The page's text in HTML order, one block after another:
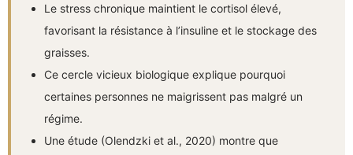
Le stress chronique maintient le cortisol élevé,
favorisant la résistance à l’insuline et le stockage des
graisses.
Ce cercle vicieux biologique explique pourquoi
certaines personnes ne maigrissent pas malgré un
régime.
Une étude (Olendzki et al., 2020) montre que